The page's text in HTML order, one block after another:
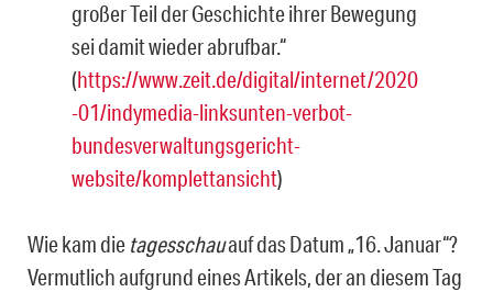
großer Teil der Geschichte ihrer Bewegung
sei damit wieder abrufbar.“
(https://www.zeit.de/digital/internet/2020
-01/indymedia-linksunten-verbot-
bundesverwaltungsgericht-
website/komplettansicht)
Wie kam die tagesschauauf das Datum „16. Januar“?
Vermutlich aufgrund eines Artikels, der an diesem Tag